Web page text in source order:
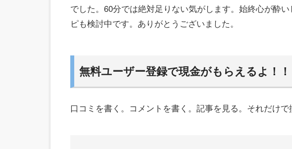
でした。60分では絶対足りない気がします。始終心が酔
ピも検討中です。ありがとうございました。
無料ユーザー登録で現金がもらえるよ！！
口コミを書く。コメントを書く。記事を見る。それだけ